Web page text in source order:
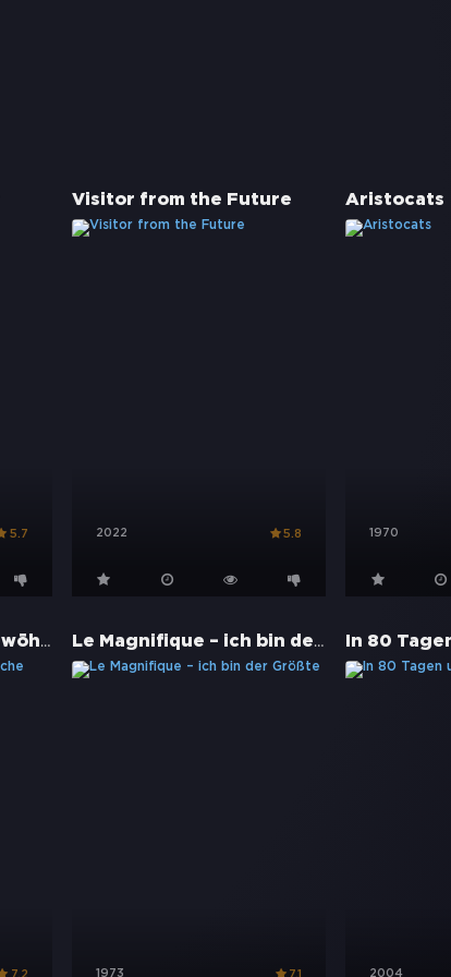
5.7
Visitor from the Future
2022 5.8
Aristocats
1970
April und die außergewöhnliche Welt Le Magnifique – ich bin der Größte
1973
In 80
2004